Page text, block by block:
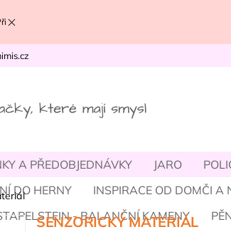
A PŘEDOBJEDNÁVKY JARO
DO HERNY
INSPIRACE OD DOMČI A
- BALANČNÍ KAMENY
SENZORICKÝ MATERIÁL